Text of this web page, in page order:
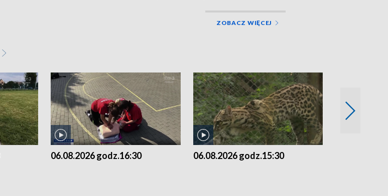
ZOBACZ WIĘCEJ
06.08.2026 godz.16:30 06.08.2026 godz.15:30